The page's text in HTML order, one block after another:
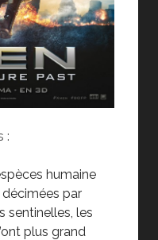
:
humaine
par
sentinelles, les
plus grand